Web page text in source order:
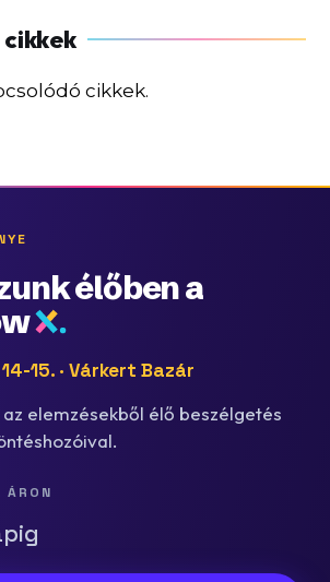
cikkek.
élőben a
15. · Várkert Bazár
elemzésekből élő beszélgetés
ÁRON